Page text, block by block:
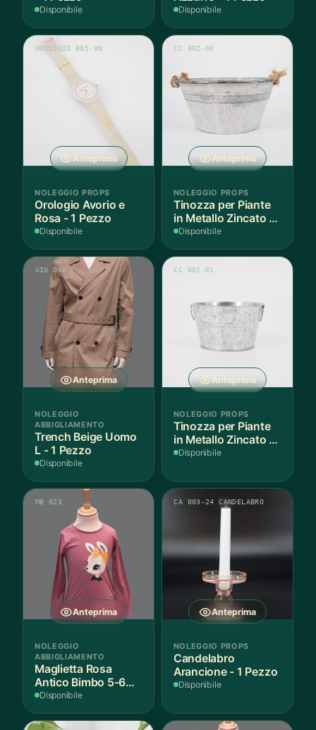
Disponibile Disponibile
Anteprima
OROLOGIO 005-00
NOLEGGIO PROPS
Orologio Avorio e
Rosa - 1 Pezzo
Disponibile
Anteprima
CC 002-00
NOLEGGIO PROPS
Tinozza per Piante
in Metallo Zincato -
1 Pezzo
Disponibile
Anteprima
GIU 008
NOLEGGIO
ABBIGLIAMENTO
Trench Beige Uomo
L - 1 Pezzo
Disponibile
Anteprima
CC 002-01
NOLEGGIO PROPS
Tinozza per Piante
in Metallo Zincato -
3 Pezzi
Disponibile
Anteprima
MB 023
NOLEGGIO
ABBIGLIAMENTO
Maglietta Rosa
Antico Bimbo 5-6
Anni Cotone - 1
Disponibile
Anteprima
CA 003-24 CANDELABRO
NOLEGGIO PROPS
Candelabro
Arancione - 1 Pezzo
Disponibile